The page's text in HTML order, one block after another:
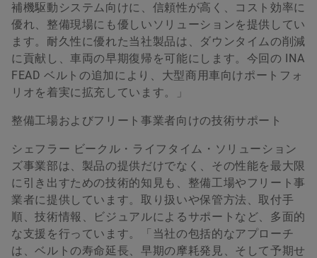
補機駆動システム向けに、信頼性が高く、コスト効率に
優れ、整備現場にも優しいソリューションを提供してい
ます。耐久性に優れた当社製品は、ダウンタイムの削減
に貢献し、車両の早期復帰を可能にします。今回の INA
FEAD ベルトの追加により、大型商用車向けポートフォ
リオを着実に拡充しています。」
整備工場およびフリート事業者向けの技術サポート
シェフラー ビークル・ライフタイム・ソリューション
ズ事業部は、製品の提供だけでなく、その性能を最大限
に引き出すための技術的知見も、整備工場やフリート事
業者に提供しています。取り扱いや保管方法、取付手
順、技術情報、ビジュアルによるサポートなど、多面的
な支援を行っています。「当社の包括的なアプローチ
は、ベルトの寿命延長、早期の摩耗発見、そして予期せ